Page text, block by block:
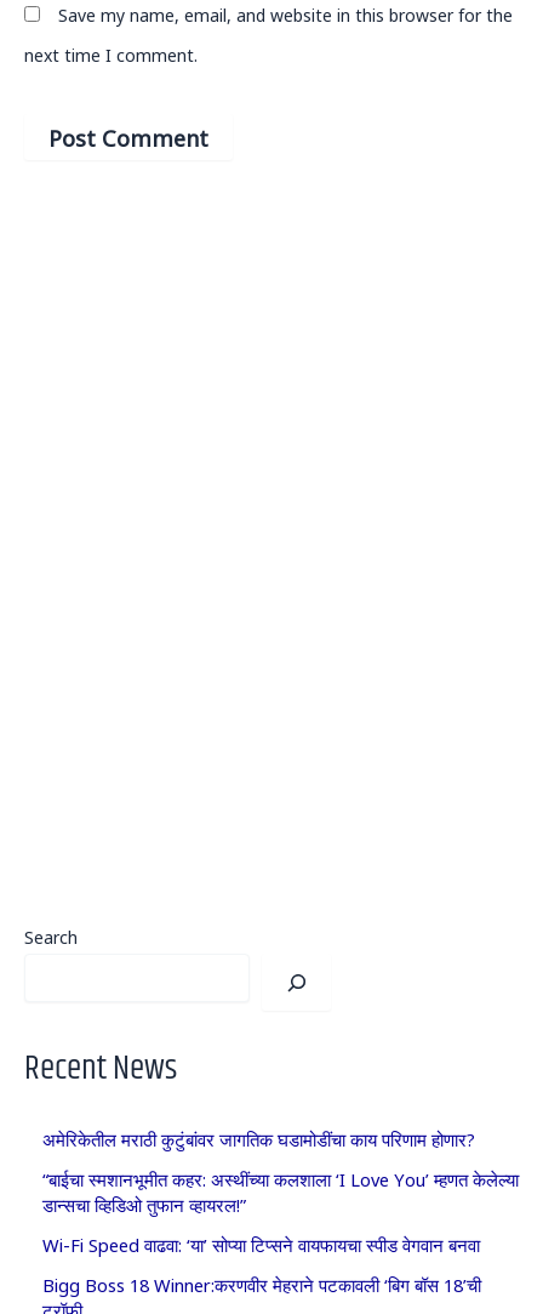
Save my name, email, and website in this browser for the
next time I comment.
Search
Recent News
अमेरिकेतील मराठी कुटुंबांवर जागतिक घडामोडींचा काय परिणाम होणार?
“बाईचा स्मशानभूमीत कहर: अस्थींच्या कलशाला ‘I Love You’ म्हणत केलेल्या
डान्सचा व्हिडिओ तुफान व्हायरल!”
Wi-Fi Speed वाढवा: ‘या’ सोप्या टिप्सने वायफायचा स्पीड वेगवान बनवा
Bigg Boss 18 Winner:करणवीर मेहराने पटकावली ‘बिग बॉस 18’ची